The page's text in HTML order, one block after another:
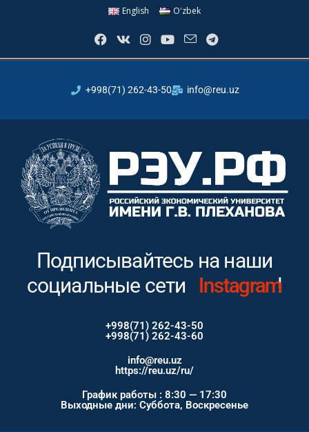
English Oʻzbek
+998(71) 262-43-50 info@reu.uz
Подписывайтесь на наши
социальные сети Instagram!
+998(71) 262-43-50
+998(71) 262-43-60
info@reu.uz
https://reu.uz/ru/
График работы : 8:30 — 17:30
Выходные дни: Суббота, Воскресенье